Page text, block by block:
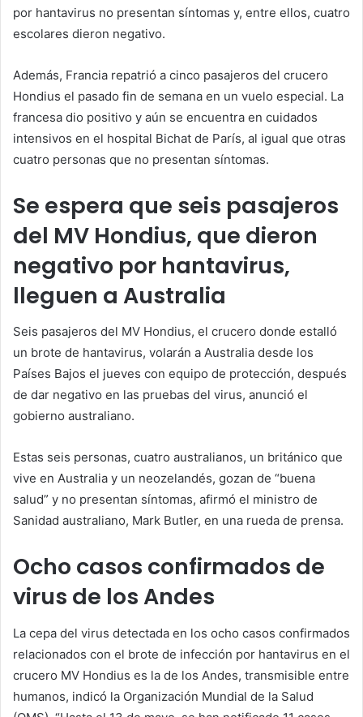
por hantavirus no presentan síntomas y, entre ellos, cuatro
escolares dieron negativo.
Además, Francia repatrió a cinco pasajeros del crucero
Hondius el pasado fin de semana en un vuelo especial. La
francesa dio positivo y aún se encuentra en cuidados
intensivos en el hospital Bichat de París, al igual que otras
cuatro personas que no presentan síntomas.
Se espera que seis pasajeros
del MV Hondius, que dieron
negativo por hantavirus,
lleguen a Australia
Seis pasajeros del MV Hondius, el crucero donde estalló
un brote de hantavirus, volarán a Australia desde los
Países Bajos el jueves con equipo de protección, después
de dar negativo en las pruebas del virus, anunció el
gobierno australiano.
Estas seis personas, cuatro australianos, un británico que
vive en Australia y un neozelandés, gozan de “buena
salud” y no presentan síntomas, afirmó el ministro de
Sanidad australiano, Mark Butler, en una rueda de prensa.
Ocho casos confirmados de
virus de los Andes
La cepa del virus detectada en los ocho casos confirmados
relacionados con el brote de infección por hantavirus en el
crucero MV Hondius es la de los Andes, transmisible entre
humanos, indicó la Organización Mundial de la Salud